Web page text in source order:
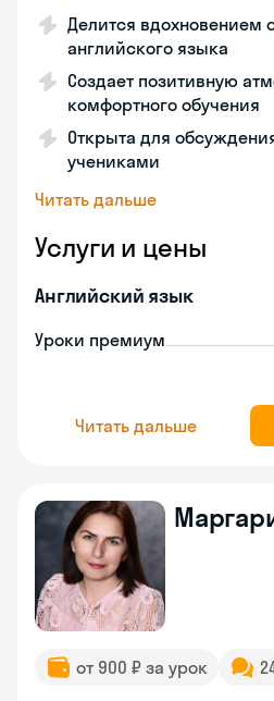
Делится вдохновением
английского языка
Создает позитивную
комфортного обучения
Открыта для
учениками
Читать дальше
Услуги и цены
Английский язык
Уроки премиум
Читать дальше
от 900 ₽ за урок